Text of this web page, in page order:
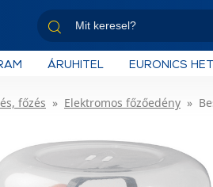
ÁRUHITEL EURONICS
főzés Elektromos főzőedény